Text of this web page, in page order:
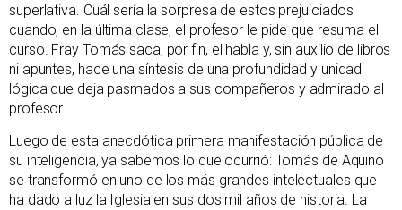
superlativa. Cuál sería la sorpresa de estos prejuiciados
cuando, en la última clase, el profesor le pide que resuma el
curso. Fray Tomás saca, por fin, el habla y, sin auxilio de libros
ni apuntes, hace una síntesis de una profundidad y unidad
lógica que deja pasmados a sus compañeros y admirado al
profesor.
Luego de esta anecdótica primera manifestación pública de
su inteligencia, ya sabemos lo que ocurrió: Tomás de Aquino
se transformó en uno de los más grandes intelectuales que
ha dado a luz la Iglesia en sus dos mil años de historia. La